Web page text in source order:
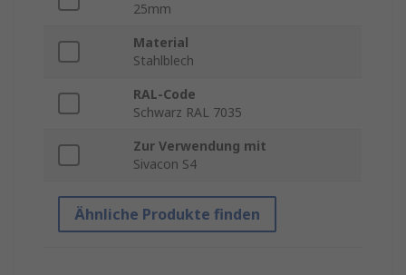
25mm
Material
Stahlblech
RAL-Code
Schwarz RAL 7035
Zur Verwendung mit
Sivacon S4
Ähnliche Produkte finden